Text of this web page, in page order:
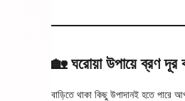
🏡 ঘরোয়া উপায়ে ব্রণ দূর
বাড়িতে থাকা কিছু উপাদানই হতে পারে